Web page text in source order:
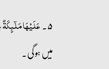
۵۔ عَلَیۡہَا
میں ہو گی۔